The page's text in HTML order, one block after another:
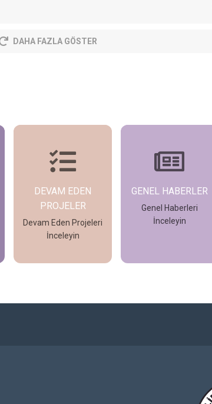
DAHA FAZLA GÖSTER
DEVAM EDEN
PROJELER
Devam Eden Projeleri
İnceleyin
İncele
GENEL HABERLER
Genel Haberleri
İnceleyin